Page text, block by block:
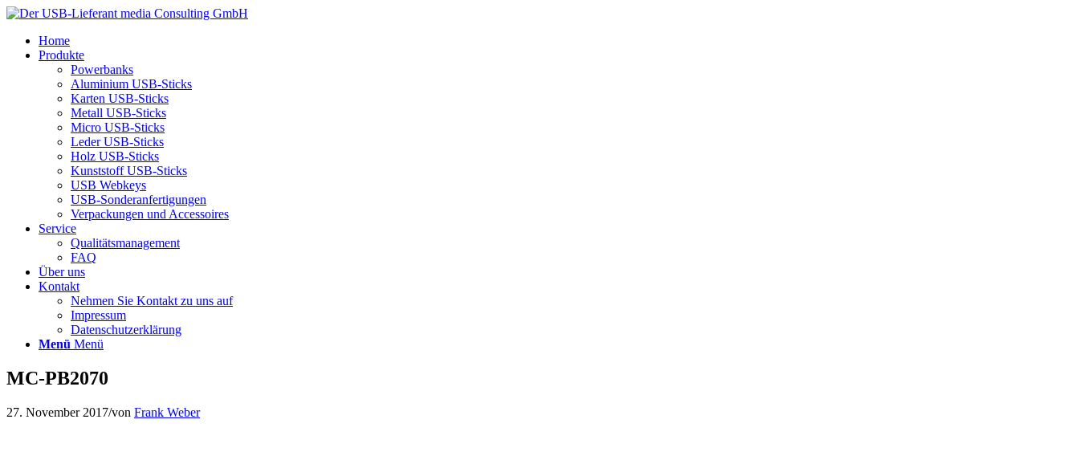
Home
Produkte
Powerbanks
Aluminium USB-Sticks
Karten USB-Sticks
Metall USB-Sticks
Micro USB-Sticks
Leder USB-Sticks
Holz USB-Sticks
Kunststoff USB-Sticks
USB Webkeys
USB-Sonderanfertigungen
Verpackungen und Accessoires
Service
Qualitätsmanagement
FAQ
Über uns
Kontakt
Nehmen Sie Kontakt zu uns auf
Impressum
Datenschutzerklärung
Menü Menü
MC-PB2070
27. November 2017/von Frank Weber